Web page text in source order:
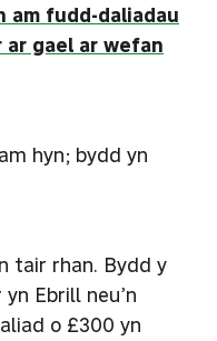
am fudd-daliadau
ar gael ar wefan
hyn; bydd yn
tair rhan. Bydd y
Ebrill neu’n
o £300 yn